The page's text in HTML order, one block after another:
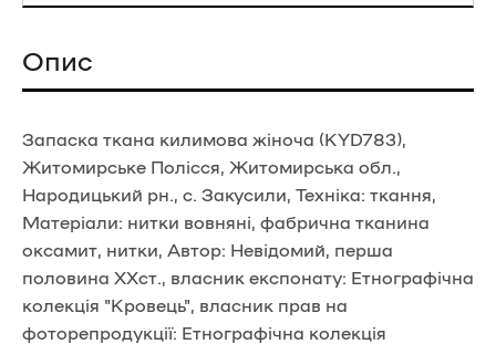
Опис
Запаска ткана килимова жіноча (KYD783),
Житомирське Полісся, Житомирська обл.,
Народицький рн., с. Закусили, Техніка: ткання,
Матеріали: нитки вовняні, фабрична тканина
оксамит, нитки, Автор: Невідомий, перша
половина ХХст., власник експонату: Етнографічна
колекція "Кровець", власник прав на
фоторепродукції: Етнографічна колекція